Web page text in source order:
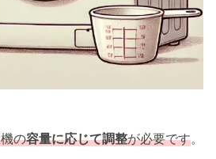
の容量に応じて調整が必要です。